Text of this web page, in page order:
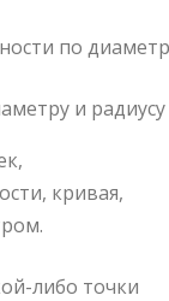
и радиусу
кривая,
либо точки